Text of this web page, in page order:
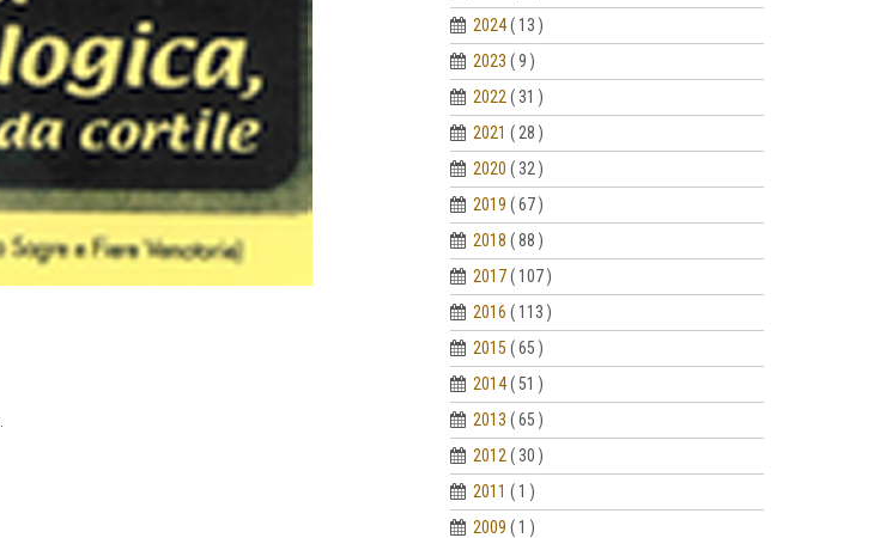
2024 ( 13 )
2023 ( 9 )
2022 ( 31 )
2021 ( 28 )
2020 ( 32 )
2019 ( 67 )
2018 ( 88 )
2017 ( 107 )
2016 ( 113 )
2015 ( 65 )
2014 ( 51 )
2013 ( 65 )
2012 ( 30 )
2011 ( 1 )
2009 ( 1 )